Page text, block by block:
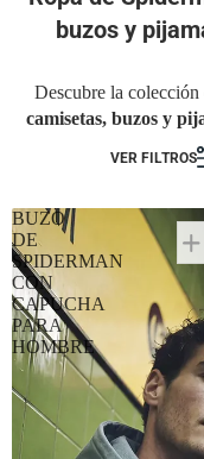
buzos y
Descubre la colección
camisetas, buzos y
VER FILTROS
BUZO
DE
SPIDERMAN
CON
CAPUCHA
PARA
HOMBRE